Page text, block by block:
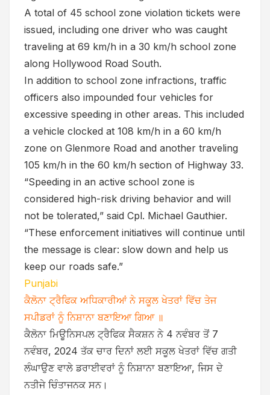
A total of 45 school zone violation tickets were
issued, including one driver who was caught
traveling at 69 km/h in a 30 km/h school zone
along Hollywood Road South.
In addition to school zone infractions, traffic
officers also impounded four vehicles for
excessive speeding in other areas. This included
a vehicle clocked at 108 km/h in a 60 km/h
zone on Glenmore Road and another traveling
105 km/h in the 60 km/h section of Highway 33.
“Speeding in an active school zone is
considered high-risk driving behavior and will
not be tolerated,” said Cpl. Michael Gauthier.
“These enforcement initiatives will continue until
the message is clear: slow down and help us
keep our roads safe.”
Punjabi
ਕੈਲੋਨਾ ਟ੍ਰੈਫਿਕ ਅਧਿਕਾਰੀਆਂ ਨੇ ਸਕੂਲ ਖੇਤਰਾਂ ਵਿੱਚ ਤੇਜ
ਸਪੀਡਰਾਂ ਨੂੰ ਨਿਸ਼ਾਨਾ ਬਣਾਇਆ ਗਿਆ ॥
ਕੈਲੋਨਾ ਮਿਊਨਿਸਪਲ ਟ੍ਰੈਫਿਕ ਸੈਕਸ਼ਨ ਨੇ 4 ਨਵੰਬਰ ਤੋਂ 7
ਨਵੰਬਰ, 2024 ਤੱਕ ਚਾਰ ਦਿਨਾਂ ਲਈ ਸਕੂਲ ਖੇਤਰਾਂ ਵਿੱਚ ਗਤੀ
ਲੰਘਾਉਣ ਵਾਲੇ ਡਰਾਈਵਰਾਂ ਨੂੰ ਨਿਸ਼ਾਨਾ ਬਣਾਇਆ, ਜਿਸ ਦੇ
ਨਤੀਜੇ ਚਿੰਤਾਜਨਕ ਸਨ।